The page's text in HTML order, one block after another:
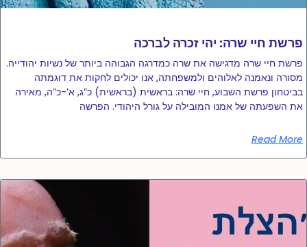
פרשת חיי שרה: יהי זכרה לברכה
פרשת חיי שרה מדגישה את שרה כמדרגה הגבוהה ביותר של נשיות יהודייה.
מסורה ונאמנה לאלוהים ולמשפחתה, אנו יכולים לחקות את דוגמתה
בביטחון פרשת השבוע, חיי שרה: בראשית (בראשית) כ”ג, א’-כ”ה, מאירה
את השפעתה של אמנו המובילה על גורל היהודי. הפרשה
Read More